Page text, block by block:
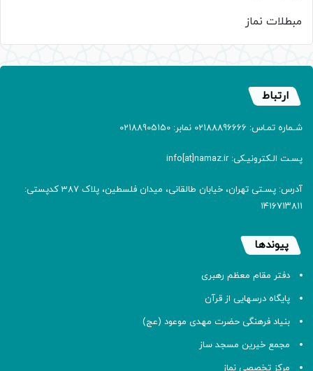
مبطلات نماز
ارتباط
شـماره تمـاس: 02188896666 نمابر: 02188905150
پسـت الـکترونیـکی: info[at]namaz.ir
آدرس: پسـتی تهران، خیابان طالقانی، میدان فلسطین، پلاک 387 کدپستی:
۱۴۱۶۷۱۳۸۱۱
پیوندها
دفتر مقام معظم رهبری
پایگاه درسهایی از قرآن
بنیاد فرهنگی حضرت مهدی موعود (عج)
مجمع خیرین مسجد ساز
مرکز تخصصی نماز